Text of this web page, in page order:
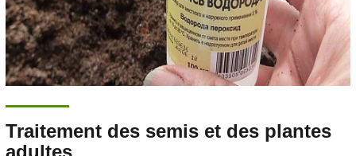
Traitement des semis et des plantes
adultes